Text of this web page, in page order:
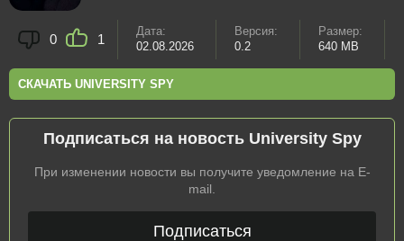
0 1
Дата:
02.08.2026
Версия:
0.2
Размер:
640 MB
СКАЧАТЬ UNIVERSITY SPY
Подписаться на новость University Spy
При изменении новости вы получите уведомление на E-
mail.
Подписаться